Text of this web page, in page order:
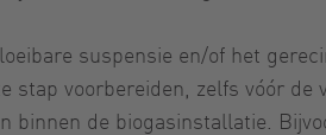
suspensie en/of het
stap voorbereiden, zelfs vóór
de biogasinstallatie.